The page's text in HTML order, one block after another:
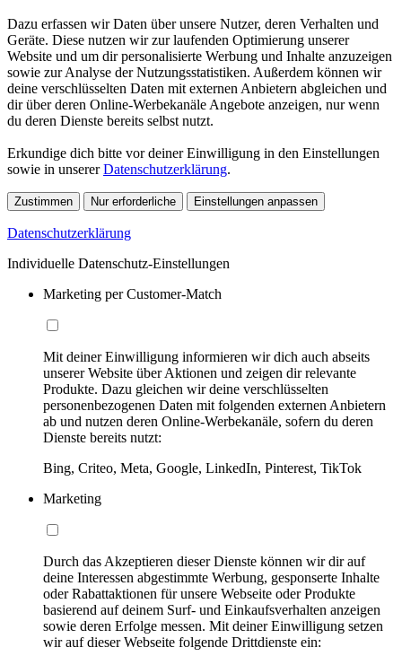
Dazu erfassen wir Daten über unsere Nutzer, deren Verhalten und
Geräte. Diese nutzen wir zur laufenden Optimierung unserer
Website und um dir personalisierte Werbung und Inhalte anzuzeigen
sowie zur Analyse der Nutzungsstatistiken. Außerdem können wir
deine verschlüsselten Daten mit externen Anbietern abgleichen und
dir über deren Online-Werbekanäle Angebote anzeigen, nur wenn
du deren Dienste bereits selbst nutzt.
Erkundige dich bitte vor deiner Einwilligung in den Einstellungen
sowie in unsererDatenschutzerklärung.
Zustimmen Nur erforderliche Einstellungen anpassen
Datenschutzerklärung
Individuelle Datenschutz-Einstellungen
Marketing per Customer-Match
Mit deiner Einwilligung informieren wir dich auch abseits
unserer Website über Aktionen und zeigen dir relevante
Produkte. Dazu gleichen wir deine verschlüsselten
personenbezogenen Daten mit folgenden externen Anbietern
ab und nutzen deren Online-Werbekanäle, sofern du deren
Dienste bereits nutzt:
Bing, Criteo, Meta, Google, LinkedIn, Pinterest, TikTok
Marketing
Durch das Akzeptieren dieser Dienste können wir dir auf
deine Interessen abgestimmte Werbung, gesponserte Inhalte
oder Rabattaktionen für unsere Webseite oder Produkte
basierend auf deinem Surf- und Einkaufsverhalten anzeigen
sowie deren Erfolge messen. Mit deiner Einwilligung setzen
wir auf dieser Webseite folgende Drittdienste ein: